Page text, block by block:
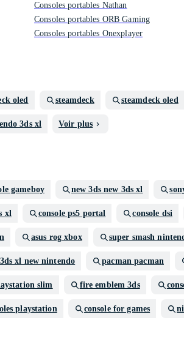
Consoles portables Nathan
Consoles portables ORB Gaming
Consoles portables Onexplayer
oled steamdeck steamdeck oled
3ds xl Voir plus
gameboy new 3ds new 3ds xl
xl console ps5 portal console dsi
asus rog xbox super smash
xl new nintendo pacman pacman
slim fire emblem 3ds
playstation console for games